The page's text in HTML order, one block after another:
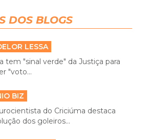
DOS BLOGS
LESSA
tem "sinal verde" da Justiça para
"voto...
BIZ
do Criciúma destaca
dos goleiros...